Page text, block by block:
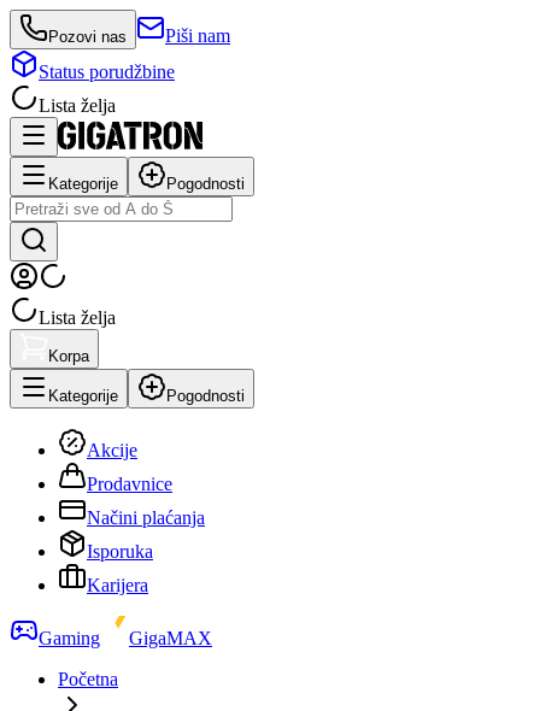
Pozovi nas
Piši nam
Status porudžbine
Lista želja
Kategorije Pogodnosti
Lista želja
Korpa
Kategorije Pogodnosti
Akcije
Prodavnice
Načini plaćanja
Isporuka
Karijera
Gaming
GigaMAX
Početna